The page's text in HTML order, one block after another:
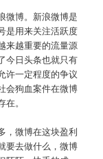
微博。新浪微博是
是用来关注活跃度
来越重要的流量源
今日头条也就只有
许一定程度的争议
会狗血案件在微博
。
，微博在这块盈利
要去做什么，微博